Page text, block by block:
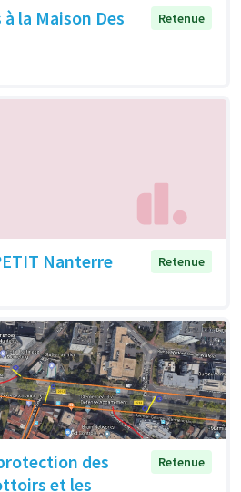
la Maison Des
Retenue
Nanterre
Retenue
des
et les
Retenue